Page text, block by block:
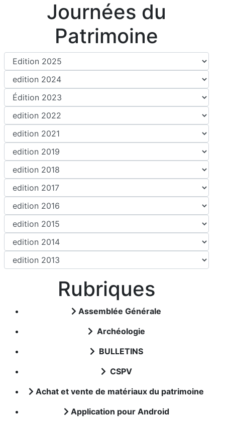
Journées du
Patrimoine
Rubriques
Assemblée Générale
Archéologie
BULLETINS
CSPV
Achat et vente de matériaux du patrimoine
Application pour Android